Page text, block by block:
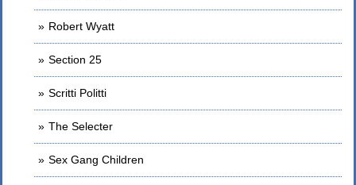
Robert Wyatt
Section 25
Scritti Politti
The Selecter
Sex Gang Children